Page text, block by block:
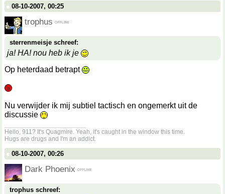
08-10-2007, 00:25
trophus
sterrenmeisje schreef:
ja! HA! nou heb ik je
Op heterdaad betrapt
Nu verwijder ik mij subtiel tactisch en ongemerkt uit de
discussie
Hello, 911? It's Quagmire. Yeah, it's caught in the window this time.
Hugs are drugs and I'm an addict.
08-10-2007, 00:26
Dark Phoenix
trophus schreef: